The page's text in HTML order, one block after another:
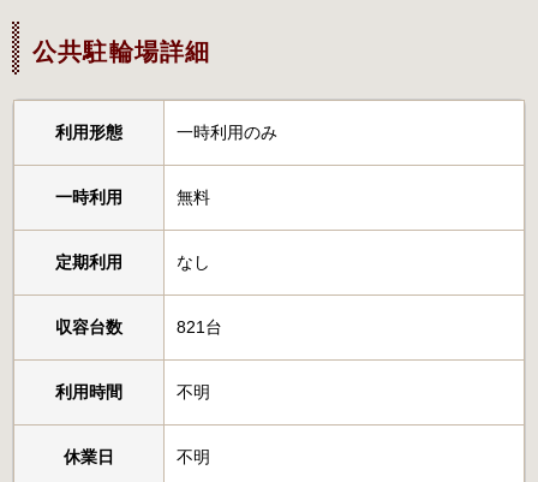
公共駐輪場詳細
利用形態 一時利用のみ
一時利用 無料
定期利用 なし
収容台数 821台
利用時間 不明
休業日 不明